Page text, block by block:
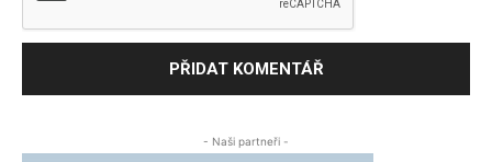
- Naši partneři -